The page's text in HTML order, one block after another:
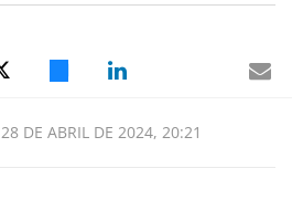
28 DE ABRIL DE 2024, 20:21